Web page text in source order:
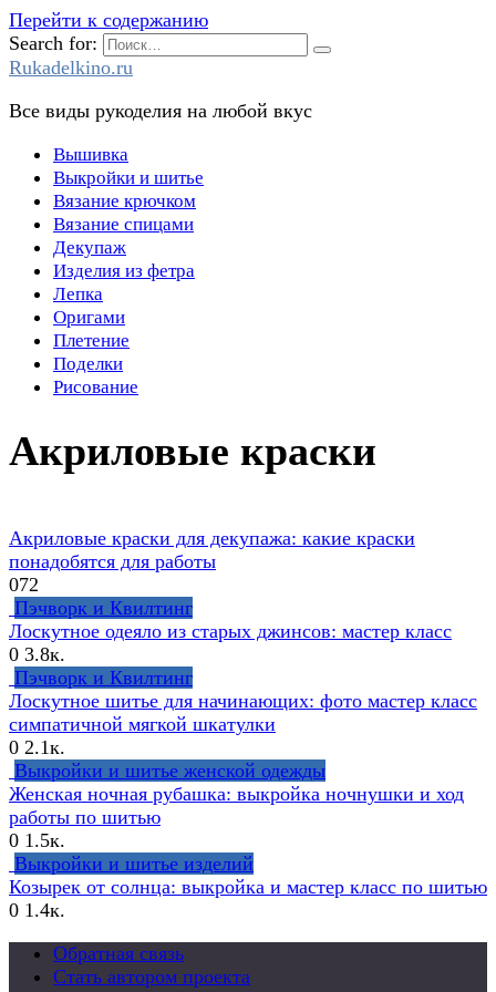
Перейти к содержанию
Search for:
Rukadelkino.ru
Все виды рукоделия на любой вкус
Вышивка
Выкройки и шитье
Вязание крючком
Вязание спицами
Декупаж
Изделия из фетра
Лепка
Оригами
Плетение
Поделки
Рисование
Акриловые краски
Акриловые краски для декупажа: какие краски
понадобятся для работы
072
Пэчворк и Квилтинг
Лоскутное одеяло из старых джинсов: мастер класс
0 3.8к.
Пэчворк и Квилтинг
Лоскутное шитье для начинающих: фото мастер класс
симпатичной мягкой шкатулки
0 2.1к.
Выкройки и шитье женской одежды
Женская ночная рубашка: выкройка ночнушки и ход
работы по шитью
0 1.5к.
Выкройки и шитье изделий
Козырек от солнца: выкройка и мастер класс по шитью
0 1.4к.
Обратная связь
Стать автором проекта